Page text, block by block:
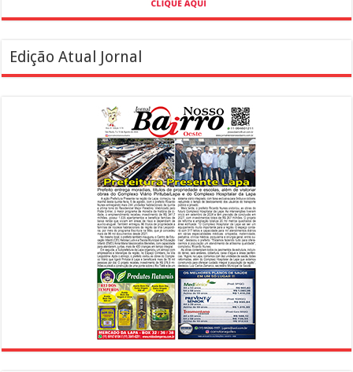
Edição Atual Jornal